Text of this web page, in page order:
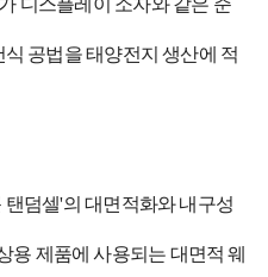
디스플레이 소자와 같은 준
공법을 태양전지 생산에 적
덤셀'의 대면적화와 내구성
용 제품에 사용되는 대면적 웨